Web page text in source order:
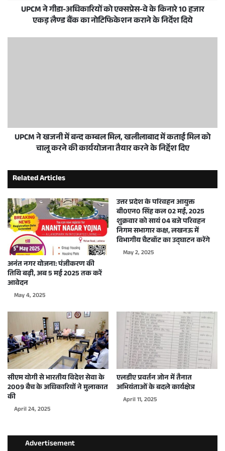
UPCM ने गीडा-अधिकारियों को एक्सप्रेस-वे के किनारे 10 हजार
एकड़ लैण्ड बैंक का नोटिफिकेशन कराने के निर्देश दिये
UPCM ने खजनी में बन्द कम्बल मिल, खलीलाबाद में कताई मिल को
चालू करने की कार्ययोजना तैयार करने के निर्द्देश दिए
Related Articles
अनंत नगर योजना: पंजीकरण की
तिथि बढ़ी, अब 5 मई 2025 तक करें
आवेदन
May 4, 2025
उत्तर प्रदेश के परिवहन आयुक्त
बी0एन0 सिंह कल 02 मई, 2025
शुक्रवार को सायं 04 बजे परिवहन
निगम सभागार कक्ष, लखनऊ में
विभागीय चैटबॉट का उद्घाटन करेंगे
May 2, 2025
सीएम योगी से भारतीय विदेश सेवा के
2009 बैच के अधिकारियों ने मुलाकात
की
April 24, 2025
एलडीए प्रवर्तन जोन में तैनात
अभियंताओं के बदले कार्यक्षेत्र
April 11, 2025
Advertisement